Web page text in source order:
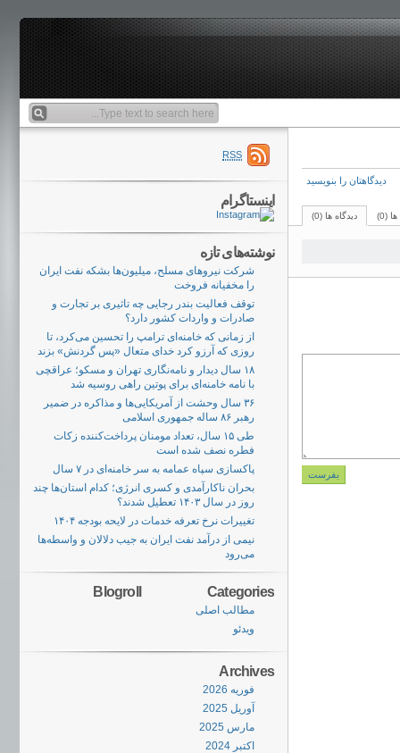
دیدگاهتان را بنویسید
دیدگاه ها (0) (0)
RSS
اینستاگرام
نوشته‌های تازه
شرکت نیروهای مسلح، میلیون‌ها بشکه نفت ایران
را مخفیانه فروخت
توقف فعالیت بندر رجایی چه تاثیری بر تجارت و
صادرات و واردات کشور دارد؟
از زمانی که خامنه‌ای ترامپ را تحسین می‌کرد، تا
روزی که آرزو کرد خدای متعال «پس گردنش» بزند
۱۸ سال دیدار و نامه‌نگاری تهران و مسکو؛ عراقچی
با نامه خامنه‌ای برای پوتین راهی روسیه شد
۳۶ سال وحشت از آمریکایی‌ها و مذاکره در ضمیر
رهبر ۸۶ ساله جمهوری اسلامی
طی ۱۵ سال، تعداد مومنان پرداخت‌کننده زکات
فطره نصف شده است
پاکسازی سپاه عمامه به سر خامنه‌‌ای در ۷ سال
بحران ناکارآمدی و کسری انرژی؛ کدام استان‌ها چند
روز در سال ۱۴۰۳ تعطیل شدند؟
تغییرات نرخ تعرفه خدمات در لایحه بودجه ۱۴۰۴
نیمی از درآمد نفت ایران به جیب دلالان و واسطه‌ها
می‌رود
Categories
مطالب اصلی
ویدئو
Blogroll
Archives
فوریه 2026
آوریل 2025
مارس 2025
اکتبر 2024